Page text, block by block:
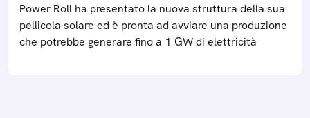
Power Roll ha presentato la nuova struttura della sua
pellicola solare ed è pronta ad avviare una produzione
che potrebbe generare fino a 1 GW di elettricità